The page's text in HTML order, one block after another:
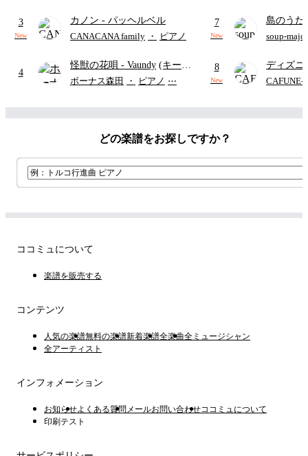
ード・ペダル付き/『映画ちい
かわ 人魚の島のひみつ』よ
3
New
カノン - パッヘルベル
CANACANA family ・ ピアノ
4
怪獣の花唄 - Vaundy (キーボ
ードパート)
ボーナス森田 ・ ピアノ ⋯
7
New
島のうた
映画ちい
soup-majo
8
New
ディズ
レー-
ード有)
CAFUNE-
どの楽譜をお探しですか？
ココミュについて
楽譜を販売する
コンテンツ
人気の楽譜無料の楽譜新着楽譜全楽曲全ミュージシャン
全アーティスト
インフォメーション
お知らせよくある質問 メールお問い合わせココミュについて
印刷テスト